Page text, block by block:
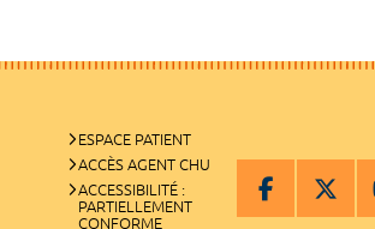
ESPACE PATIENT
ACCÈS AGENT CHU
ACCESSIBILITÉ :
PARTIELLEMENT
CONFORME